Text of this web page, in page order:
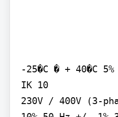
-25�C � + 40�C
IK 10
230V / 400V (3-